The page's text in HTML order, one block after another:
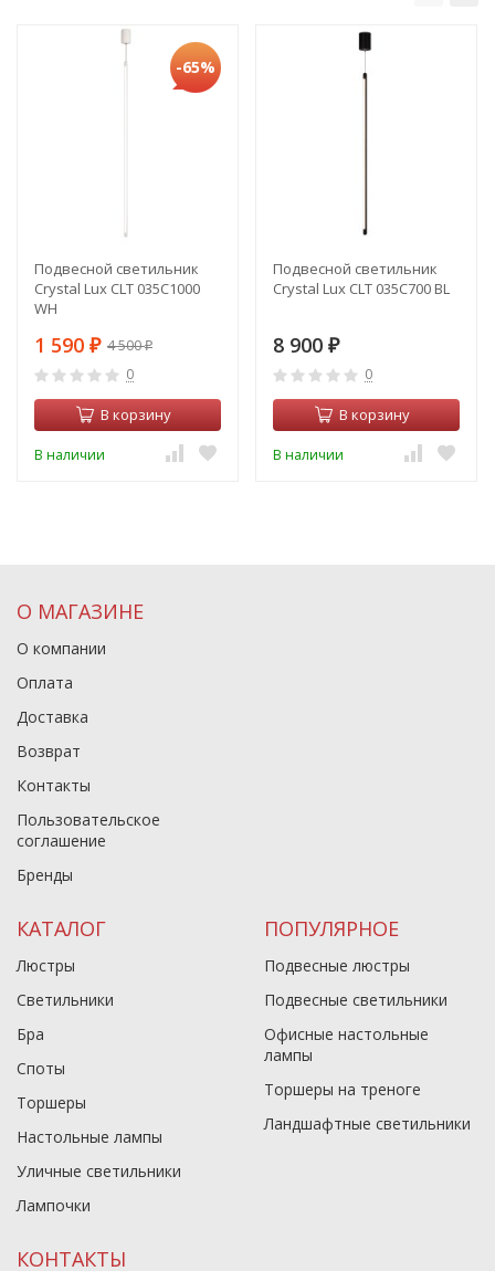
-65%
Подвесной светильник
Crystal Lux CLT 035C1000
WH
1 590 ₽ 4 500₽
0
В корзину
В наличии
Подвесной светильник
Crystal Lux CLT 035C700 BL
8 900 ₽
0
В корзину
В наличии
О МАГАЗИНЕ
О компании
Оплата
Доставка
Возврат
Контакты
Пользовательское
соглашение
Бренды
КАТАЛОГ
Люстры
Светильники
Бра
Споты
Торшеры
Настольные лампы
Уличные светильники
Лампочки
ПОПУЛЯРНОЕ
Подвесные люстры
Подвесные светильники
Офисные настольные
лампы
Торшеры на треноге
Ландшафтные светильники
КОНТАКТЫ